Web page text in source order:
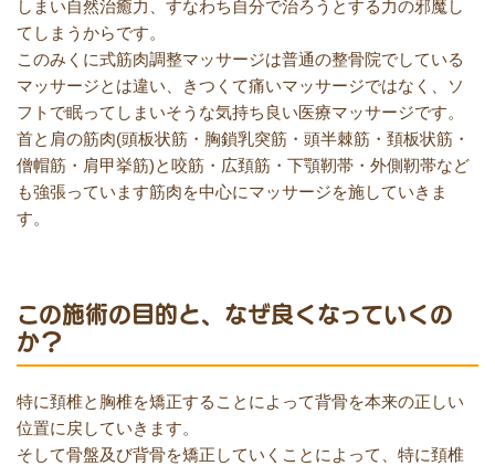
しまい自然治癒力、すなわち自分で治ろうとする力の邪魔し
てしまうからです。
このみくに式筋肉調整マッサージは普通の整骨院でしている
マッサージとは違い、きつくて痛いマッサージではなく、ソ
フトで眠ってしまいそうな気持ち良い医療マッサージです。
首と肩の筋肉(頭板状筋・胸鎖乳突筋・頭半棘筋・頚板状筋・
僧帽筋・肩甲挙筋)と咬筋・広頚筋・下顎靭帯・外側靭帯など
も強張っています筋肉を中心にマッサージを施していきま
す。
この施術の目的と、なぜ良くなっていくの
か？
特に頚椎と胸椎を矯正することによって背骨を本来の正しい
位置に戻していきます。
そして骨盤及び背骨を矯正していくことによって、特に頚椎